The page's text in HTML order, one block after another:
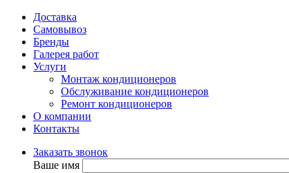
Доставка
Самовывоз
Бренды
Галерея работ
Услуги
Монтаж кондиционеров
Обслуживание кондиционеров
Ремонт кондиционеров
О компании
Контакты
Заказать звонок
Ваше имя